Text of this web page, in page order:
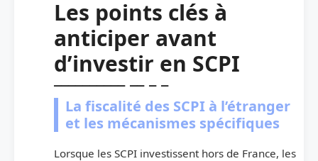
Les points clés à
anticiper avant
d’investir en SCPI
La fiscalité des SCPI à l’étranger
et les mécanismes spécifiques
Lorsque les SCPI investissent hors de France, les